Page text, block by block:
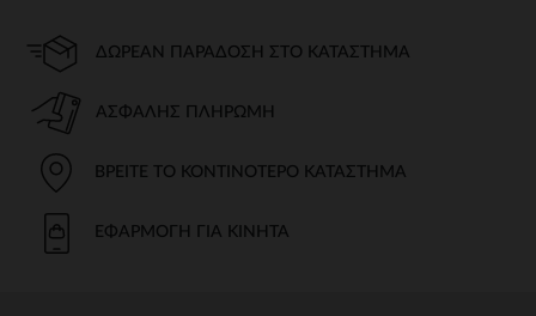
ΔΩΡΕΆΝ ΠΑΡΆΔΟΣΗ ΣΤΟ ΚΑΤΆΣΤΗΜΑ
ΑΣΦΑΛΉΣ ΠΛΗΡΩΜΉ
ΒΡΕΊΤΕ ΤΟ ΚΟΝΤΙΝΌΤΕΡΟ ΚΑΤΆΣΤΗΜΑ
ΕΦΑΡΜΟΓΉ ΓΙΑ ΚΙΝΗΤΆ